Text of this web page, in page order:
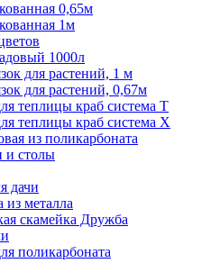
0,65м
1м
1000л
для растений, 1 м
для растений, 0,67м
теплицы краб система Т
теплицы краб система Х
из поликарбоната
и столы
дачи
из металла
скамейка Дружба
поликарбоната